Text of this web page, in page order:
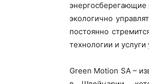
экологично
постоянно
технологии и
Green Motion SA –